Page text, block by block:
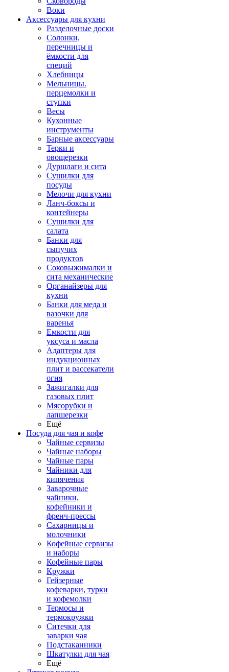
Воки
Аксессуары для кухни
Разделочные доски
Солонки,
перечницы и
ёмкости для
специй
Хлебницы
Мельницы.
перцемолки и
ступки
Весы
Кухонные
инструменты
Барные аксессуары
Терки и
овощерезки
Дуршлаги и сита
Сушилки для
посуды
Мелочи для кухни
Ланч-боксы и
контейнеры
Сушилки для
салата
Банки для
сыпучих
продуктов
Соковыжималки и
сита механические
Органайзеры для
кухни
Банки для меда и
вазочки для
варенья
Емкости для
уксуса и масла
Адаптеры для
индукционных
плит и рассекатели
огня
Зажигалки для
газовых плит
Мясорубки и
лапшерезки
Ещё
Посуда для чая и кофе
Чайные сервизы
Чайные наборы
Чайные пары
Чайники для
кипячения
Заварочные
чайники,
кофейники и
френч-прессы
Сахарницы и
молочники
Кофейные сервизы
и наборы
Кофейные пары
Кружки
Гейзерные
кофеварки, турки
и кофемолки
Термосы и
термокружки
Ситечки для
заварки чая
Подстаканники
Шкатулки для чая
Ещё